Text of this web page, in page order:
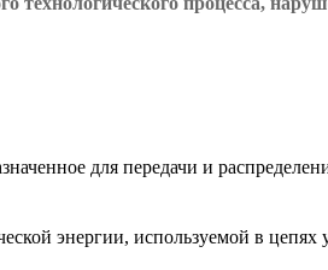
для передачи и
энергии, используемой в